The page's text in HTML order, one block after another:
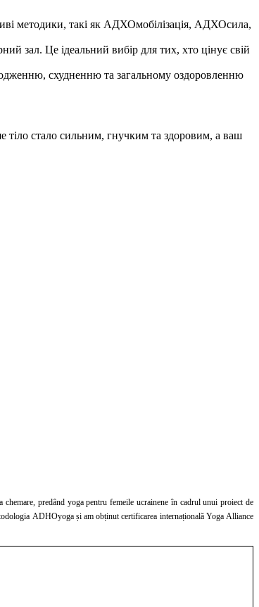
методики, такі як АДХОмобілізація, АДХОсила,
зал. Це ідеальний вибір для тих, хто цінує свій
схудненню та загальному оздоровленню
тіло стало сильним, гнучким та здоровим, а ваш
predând yoga pentru femeile ucrainene în cadrul unui proiect de
ADHOyoga și am obținut certificarea internațională Yoga Alliance